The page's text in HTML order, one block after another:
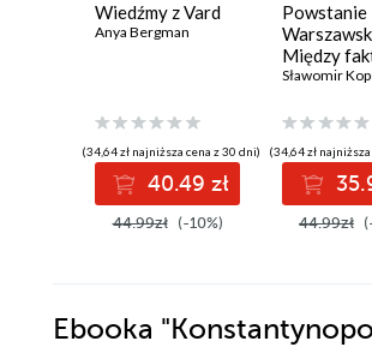
Wiedźmy z Vard
Anya Bergman
(34,64 zł najniższa cena z 30 dni)
40.49 zł
44.99zł (-10%)
Powstanie
Między
legendą
Sławomir
(34,64 zł
44.99zł
Ebooka